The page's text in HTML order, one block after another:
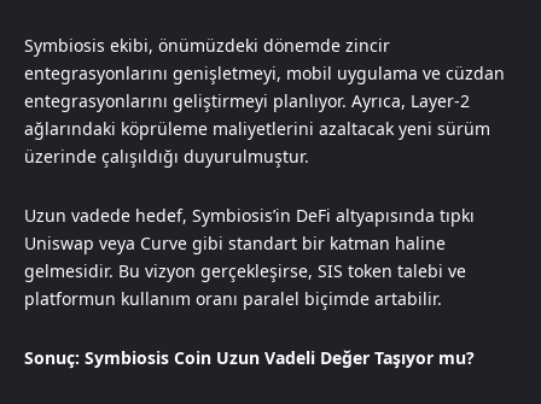
Symbiosis ekibi, önümüzdeki dönemde zincir
entegrasyonlarını genişletmeyi, mobil uygulama ve cüzdan
entegrasyonlarını geliştirmeyi planlıyor. Ayrıca, Layer-2
ağlarındaki köprüleme maliyetlerini azaltacak yeni sürüm
üzerinde çalışıldığı duyurulmuştur.
Uzun vadede hedef, Symbiosis’in DeFi altyapısında tıpkı
Uniswap veya Curve gibi standart bir katman haline
gelmesidir. Bu vizyon gerçekleşirse, SIS token talebi ve
platformun kullanım oranı paralel biçimde artabilir.
Sonuç: Symbiosis Coin Uzun Vadeli Değer Taşıyor mu?